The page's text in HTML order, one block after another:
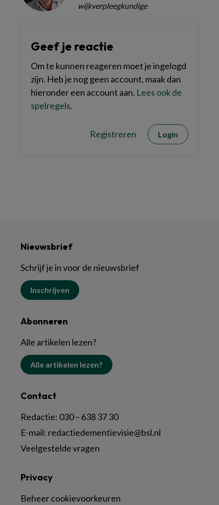
wijkverpleegkundige
Geef je reactie
Om te kunnen reageren moet je ingelogd
zijn. Heb je nog geen account, maak dan
hieronder een account aan. Lees ook de
spelregels.
Registreren Login
Nieuwsbrief
Schrijf je in voor de nieuwsbrief
Inschrijven
Abonneren
Alle artikelen lezen?
Alle artikelen lezen?
Contact
Redactie: 030 – 638 37 30
E-mail: redactiedementievisie@bsl.nl
Veelgestelde vragen
Privacy
Beheer cookievoorkeuren